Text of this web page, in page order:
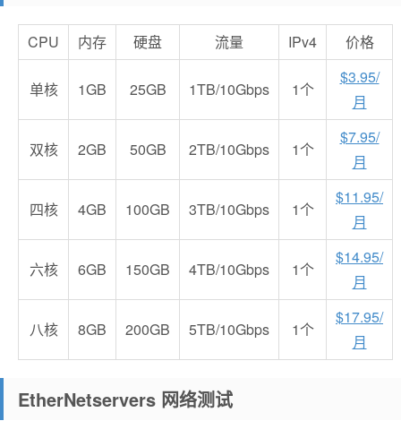
CPU 内存 硬盘 流量 IPv4 价格
单核 1GB 25GB 1TB/10Gbps 1个
$3.95/
月
双核 2GB 50GB 2TB/10Gbps 1个
$7.95/
月
四核 4GB 100GB 3TB/10Gbps 1个
$11.95/
月
六核 6GB 150GB 4TB/10Gbps 1个
$14.95/
月
八核 8GB 200GB 5TB/10Gbps 1个
$17.95/
月
EtherNetservers 网络测试